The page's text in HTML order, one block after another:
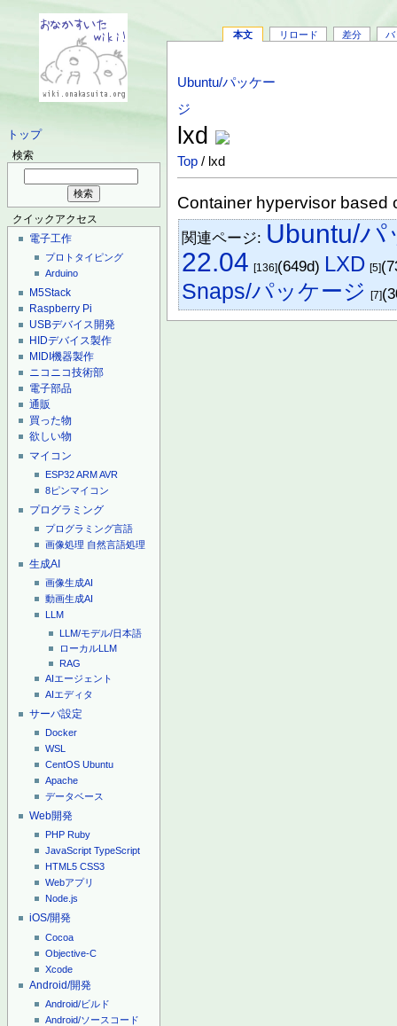
トップ
検索
クイックアクセス
電子工作
プロトタイピング
Arduino
M5Stack
Raspberry Pi
USBデバイス開発
HIDデバイス製作
MIDI機器製作
ニコニコ技術部
電子部品
通販
買った物
欲しい物
マイコン
ESP32ARMAVR
8ピンマイコン
プログラミング
プログラミング言語
画像処理 自然言語処理
生成AI
画像生成AI
動画生成AI
LLM
LLM/モデル/日本語
ローカルLLM
RAG
AIエージェント
AIエディタ
サーバ設定
Docker
WSL
CentOS Ubuntu
Apache
データベース
Web開発
PHP Ruby
JavaScript TypeScript
HTML5 CSS3
Webアプリ
Node.js
iOS/開発
Cocoa
Objective-C
Xcode
Android/開発
Android/ビルド
Android/ソースコード
本文 リロード 差分 バ
Ubuntu/パッケー
ジ
lxd
Top / lxd
Container hypervisor based
関連ページ: Ubuntu/パ
22.04 [136](649d) LXD [5]
Snaps/パッケージ [7]